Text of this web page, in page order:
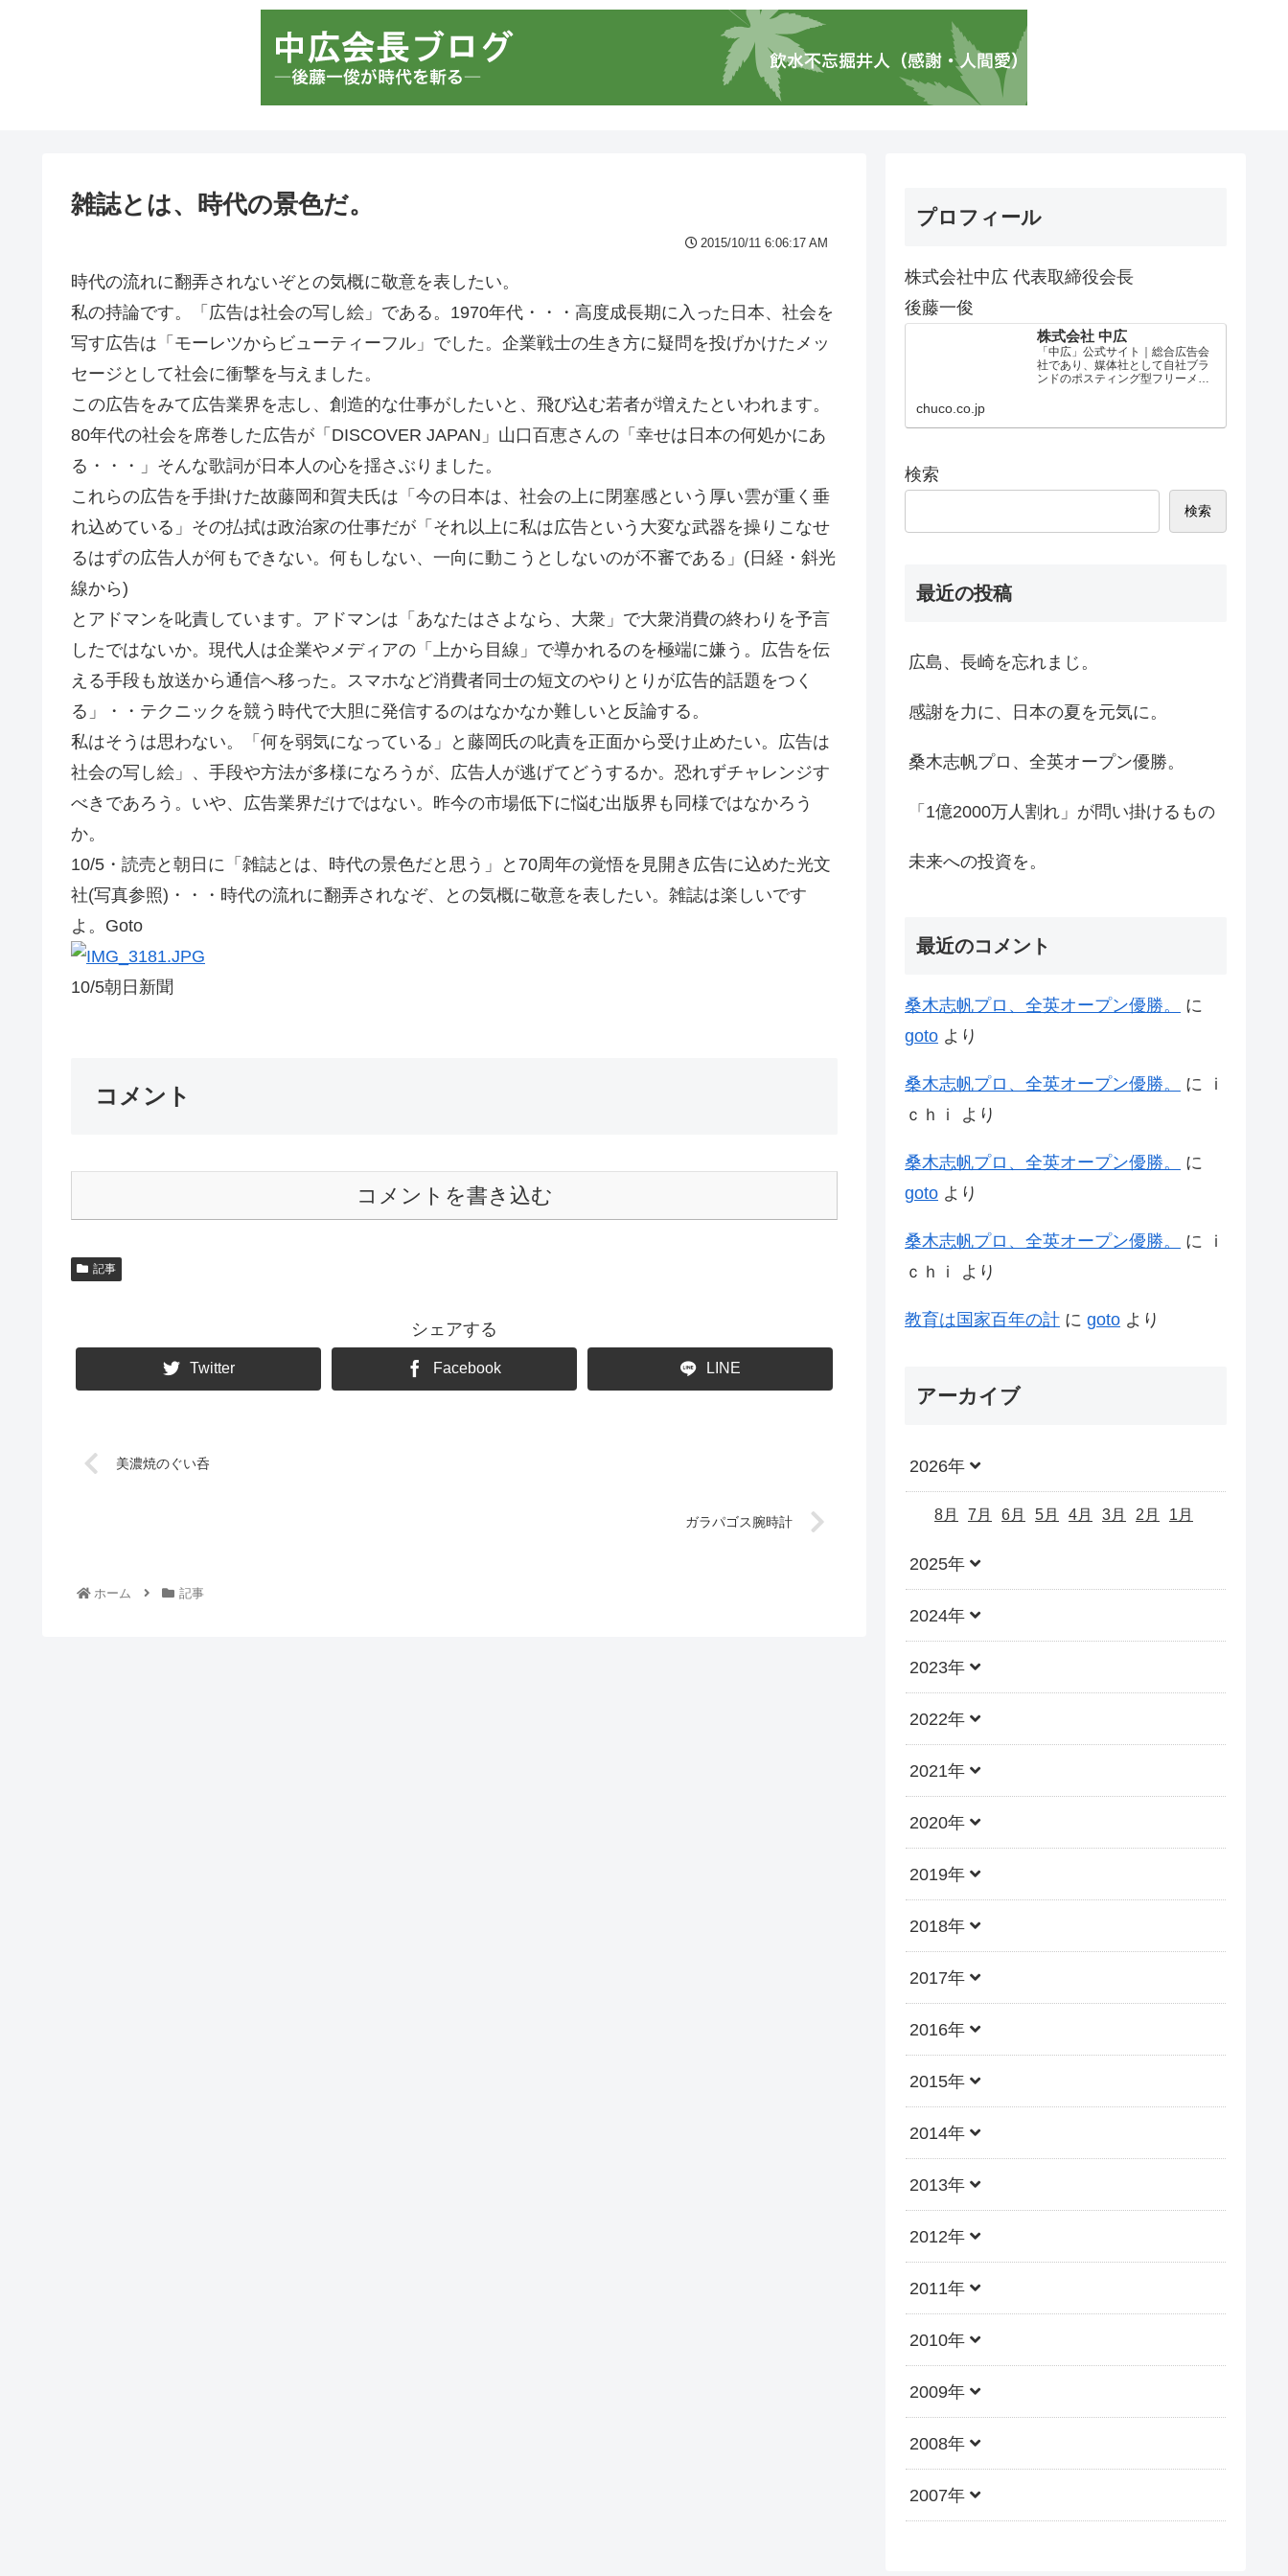
雑誌とは、時代の景色だ。
2015/10/11 6:06:17 AM
時代の流れに翻弄されないぞとの気概に敬意を表したい。
私の持論です。「広告は社会の写し絵」である。1970年代・・・高度成長期に入った日本、社会を
写す広告は「モーレツからビューティーフル」でした。企業戦士の生き方に疑問を投げかけたメッ
セージとして社会に衝撃を与えました。
この広告をみて広告業界を志し、創造的な仕事がしたいと、飛び込む若者が増えたといわれます。
80年代の社会を席巻した広告が「DISCOVER JAPAN」山口百恵さんの「幸せは日本の何処かにあ
る・・・」そんな歌詞が日本人の心を揺さぶりました。
これらの広告を手掛けた故藤岡和賀夫氏は「今の日本は、社会の上に閉塞感という厚い雲が重く垂
れ込めている」その払拭は政治家の仕事だが「それ以上に私は広告という大変な武器を操りこなせ
るはずの広告人が何もできない。何もしない、一向に動こうとしないのが不審である」(日経・斜光
線から)
とアドマンを叱責しています。アドマンは「あなたはさよなら、大衆」で大衆消費の終わりを予言
したではないか。現代人は企業やメディアの「上から目線」で導かれるのを極端に嫌う。広告を伝
える手段も放送から通信へ移った。スマホなど消費者同士の短文のやりとりが広告的話題をつく
る」・・テクニックを競う時代で大胆に発信するのはなかなか難しいと反論する。
私はそうは思わない。「何を弱気になっている」と藤岡氏の叱責を正面から受け止めたい。広告は
社会の写し絵」、手段や方法が多様になろうが、広告人が逃げてどうするか。恐れずチャレンジす
べきであろう。いや、広告業界だけではない。昨今の市場低下に悩む出版界も同様ではなかろう
か。
10/5・読売と朝日に「雑誌とは、時代の景色だと思う」と70周年の覚悟を見開き広告に込めた光文
社(写真参照)・・・時代の流れに翻弄されなぞ、との気概に敬意を表したい。雑誌は楽しいです
よ。Goto
10/5朝日新聞
コメント
コメントを書き込む
記事
シェアする
Twitter Facebook LINE
美濃焼のぐい呑
ガラパゴス腕時計
ホーム 記事
プロフィール
株式会社中広 代表取締役会長
後藤一俊
株式会社 中広
「中広」公式サイト｜総合広告会
社であり、媒体社として自社ブラ
ンドのポスティング型フリーメデ
chuco.co.jp
検索
検索
最近の投稿
広島、長崎を忘れまじ。
感謝を力に、日本の夏を元気に。
桑木志帆プロ、全英オープン優勝。
「1億2000万人割れ」が問い掛けるもの
未来への投資を。
最近のコメント
桑木志帆プロ、全英オープン優勝。
に
goto より
桑木志帆プロ、全英オープン優勝。 に
ｉ
ｃｈｉ
より
桑木志帆プロ、全英オープン優勝。
に
goto より
桑木志帆プロ、全英オープン優勝。 に
ｉ
ｃｈｉ
より
教育は国家百年の計 に goto より
アーカイブ
2026年
8月 7月 6月 5月 4月 3月 2月 1月
2025年
2024年
2023年
2022年
2021年
2020年
2019年
2018年
2017年
2016年
2015年
2014年
2013年
2012年
2011年
2010年
2009年
2008年
2007年